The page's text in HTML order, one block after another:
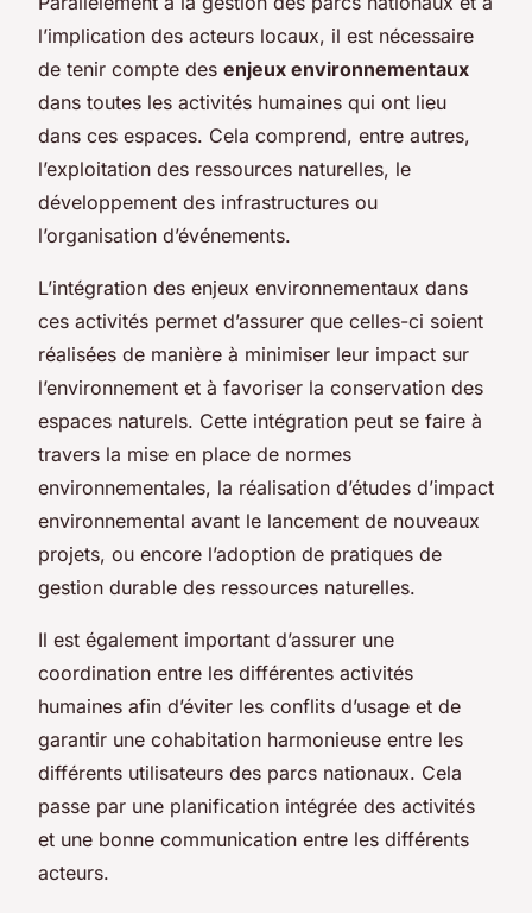
l’implication des acteurs locaux, il est nécessaire
de tenir compte des enjeux environnementaux
dans toutes les activités humaines qui ont lieu
dans ces espaces. Cela comprend, entre autres,
l’exploitation des ressources naturelles, le
développement des infrastructures ou
l’organisation d’événements.
L’intégration des enjeux environnementaux dans
ces activités permet d’assurer que celles-ci soient
réalisées de manière à minimiser leur impact sur
l’environnement et à favoriser la conservation des
espaces naturels. Cette intégration peut se faire à
travers la mise en place de normes
environnementales, la réalisation d’études d’impact
environnemental avant le lancement de nouveaux
projets, ou encore l’adoption de pratiques de
gestion durable des ressources naturelles.
Il est également important d’assurer une
coordination entre les différentes activités
humaines afin d’éviter les conflits d’usage et de
garantir une cohabitation harmonieuse entre les
différents utilisateurs des parcs nationaux. Cela
passe par une planification intégrée des activités
et une bonne communication entre les différents
acteurs.